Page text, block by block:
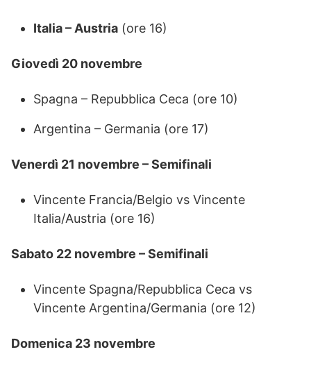
Italia – Austria (ore 16)
Giovedì 20 novembre
Spagna – Repubblica Ceca (ore 10)
Argentina – Germania (ore 17)
Venerdì 21 novembre – Semifinali
Vincente Francia/Belgio vs Vincente
Italia/Austria (ore 16)
Sabato 22 novembre – Semifinali
Vincente Spagna/Repubblica Ceca vs
Vincente Argentina/Germania (ore 12)
Domenica 23 novembre